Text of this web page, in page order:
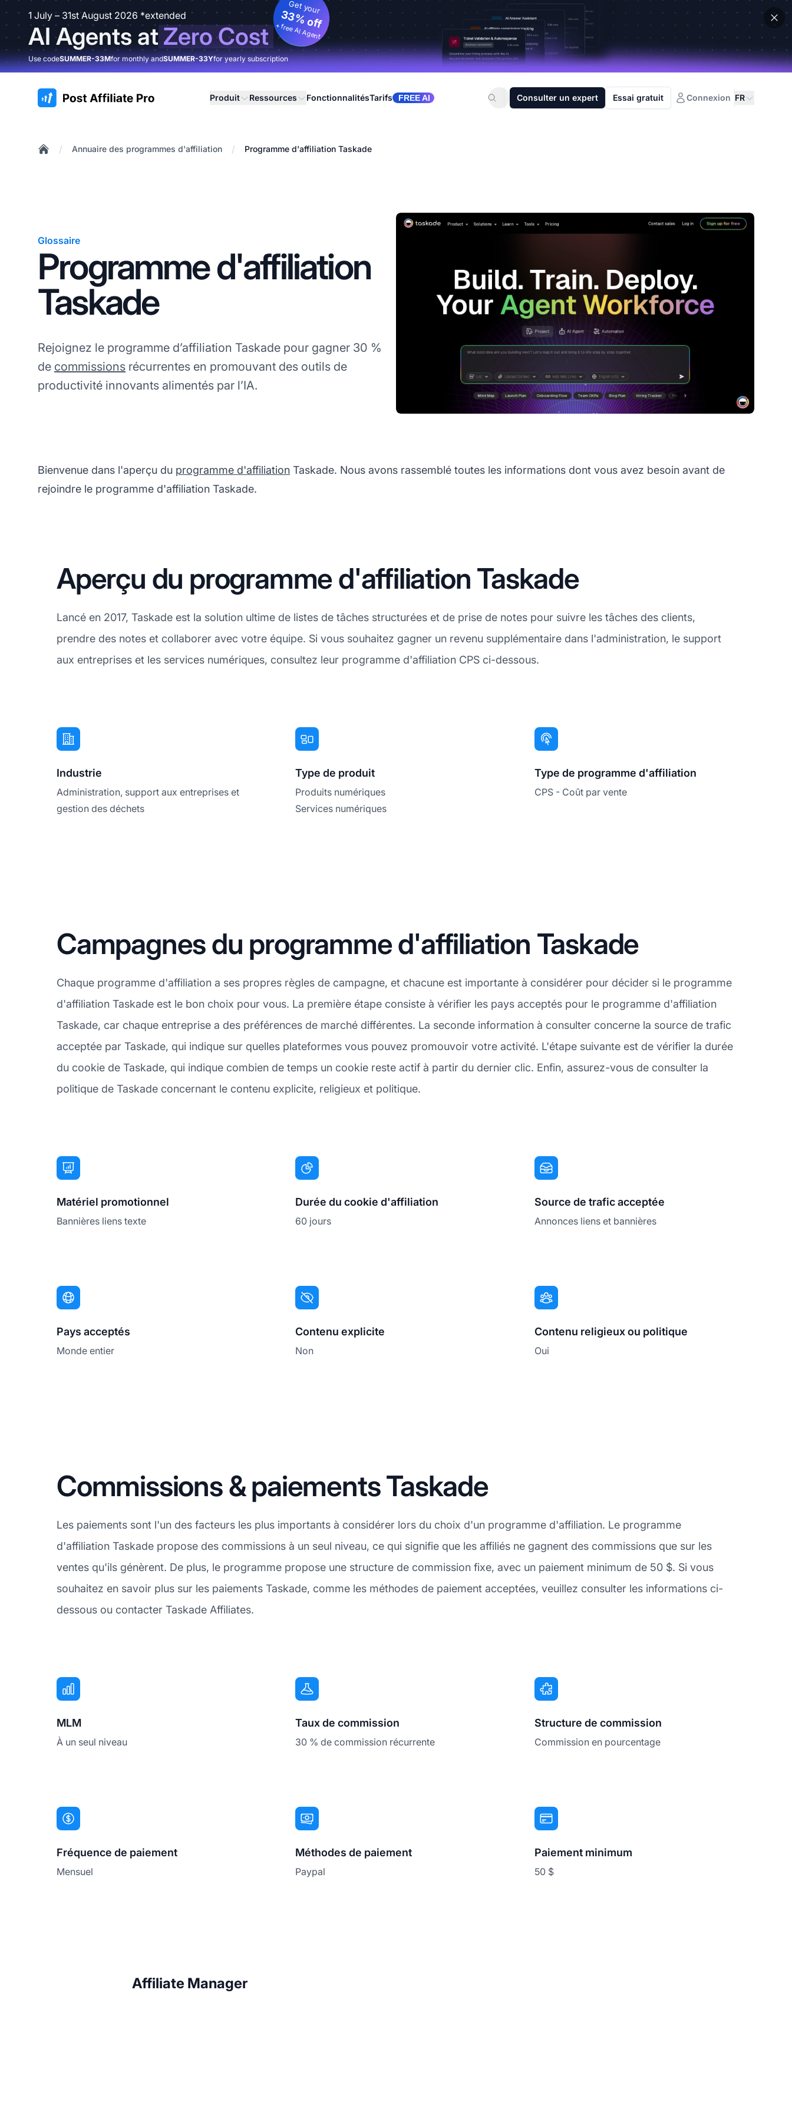
1 July – 31st August 2026 *extended
AI Agents atZero Cost
Get your
33% off
+ free AI Agent
Use codeSUMMER-33Mfor monthly andSUMMER-33Yfor yearly subscription
:site.title Produit Ressources FonctionnalitésTarifs FREE AI Consulter un expert Essai gratuit Connexion FR
/ Annuaire des programmes d'affiliation / Programme d'affiliation Taskade
Glossaire
Programme d'affiliation
Taskade
Rejoignez le programme d’affiliation Taskade pour gagner 30 %
de commissions récurrentes en promouvant des outils de
productivité innovants alimentés par l’IA.
Bienvenue dans l'aperçu du programme d'affiliation Taskade. Nous avons rassemblé toutes les informations dont vous avez besoin avant de
rejoindre le programme d'affiliation Taskade.
Aperçu du programme d'affiliation Taskade
Lancé en 2017, Taskade est la solution ultime de listes de tâches structurées et de prise de notes pour suivre les tâches des clients,
prendre des notes et collaborer avec votre équipe. Si vous souhaitez gagner un revenu supplémentaire dans l'administration, le support
aux entreprises et les services numériques, consultez leur programme d'affiliation CPS ci-dessous.
Industrie
Administration, support aux entreprises et
gestion des déchets
Type de produit
Produits numériques
Services numériques
Type de programme d'affiliation
CPS - Coût par vente
Campagnes du programme d'affiliation Taskade
Chaque programme d'affiliation a ses propres règles de campagne, et chacune est importante à considérer pour décider si le programme
d'affiliation Taskade est le bon choix pour vous. La première étape consiste à vérifier les pays acceptés pour le programme d'affiliation
Taskade, car chaque entreprise a des préférences de marché différentes. La seconde information à consulter concerne la source de trafic
acceptée par Taskade, qui indique sur quelles plateformes vous pouvez promouvoir votre activité. L'étape suivante est de vérifier la durée
du cookie de Taskade, qui indique combien de temps un cookie reste actif à partir du dernier clic. Enfin, assurez-vous de consulter la
politique de Taskade concernant le contenu explicite, religieux et politique.
Matériel promotionnel
Bannières liens texte
Durée du cookie d'affiliation
60 jours
Source de trafic acceptée
Annonces liens et bannières
Pays acceptés
Monde entier
Contenu explicite
Non
Contenu religieux ou politique
Oui
Commissions & paiements Taskade
Les paiements sont l'un des facteurs les plus importants à considérer lors du choix d'un programme d'affiliation. Le programme
d'affiliation Taskade propose des commissions à un seul niveau, ce qui signifie que les affiliés ne gagnent des commissions que sur les
ventes qu'ils génèrent. De plus, le programme propose une structure de commission fixe, avec un paiement minimum de 50 $. Si vous
souhaitez en savoir plus sur les paiements Taskade, comme les méthodes de paiement acceptées, veuillez consulter les informations ci-
dessous ou contacter Taskade Affiliates.
MLM
À un seul niveau
Taux de commission
30 % de commission récurrente
Structure de commission
Commission en pourcentage
Fréquence de paiement
Mensuel
Méthodes de paiement
Paypal
Paiement minimum
50 $
Affiliate Manager